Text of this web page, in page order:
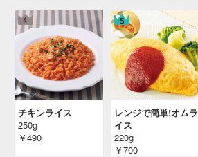
チキンライス
250g
￥490
レンジで簡単!オムラ
イス
220g
￥700